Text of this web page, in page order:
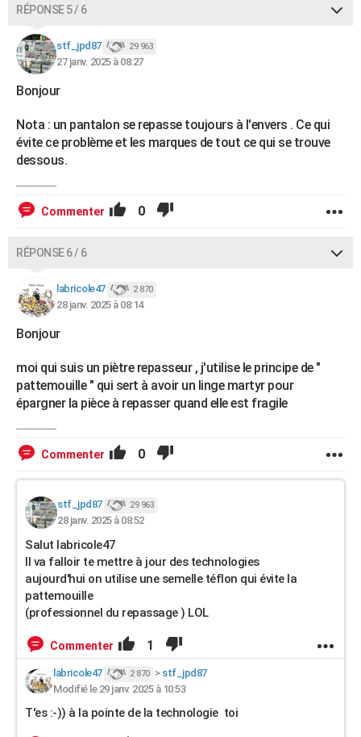
RÉPONSE 5 / 6
stf_jpd87 29 963
27 janv. 2025 à 08:27
Bonjour
Nota : un pantalon se repasse toujours à l'envers . Ce qui
évite ce problème et les marques de tout ce qui se trouve
dessous.
Commenter 0
RÉPONSE 6 / 6
labricole47 2 870
28 janv. 2025 à 08:14
Bonjour
moi qui suis un piètre repasseur , j'utilise le principe de "
pattemouille " qui sert à avoir un linge martyr pour
épargner la pièce à repasser quand elle est fragile
Commenter 0
stf_jpd87 29 963
28 janv. 2025 à 08:52
Salut labricole47
Il va falloir te mettre à jour des technologies
aujourd'hui on utilise une semelle téflon qui évite la
pattemouille
(professionnel du repassage ) LOL
Commenter 1
labricole47 2 870 > stf_jpd87
Modifié le 29 janv. 2025 à 10:53
T'es :-)) à la pointe de la technologie toi